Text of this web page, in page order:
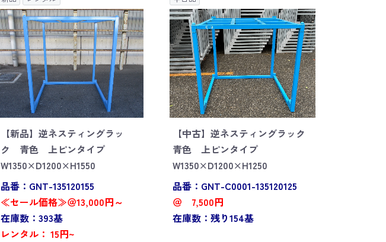
【新品】逆ネスティングラッ
ク 青色 上ピンタイプ
W1350×D1200×H1550
品番：GNT-135120155
≪セール価格≫＠13,000円～
在庫数：393基
レンタル： 15円~
【中古】逆ネスティングラック
青色 上ピンタイプ
W1350×D1200×H1250
品番：GNT-C0001-135120125
＠ 7,500円
在庫数：残り154基